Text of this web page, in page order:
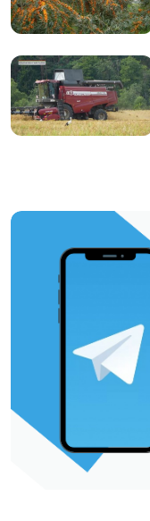
https://t.me/minskctvby